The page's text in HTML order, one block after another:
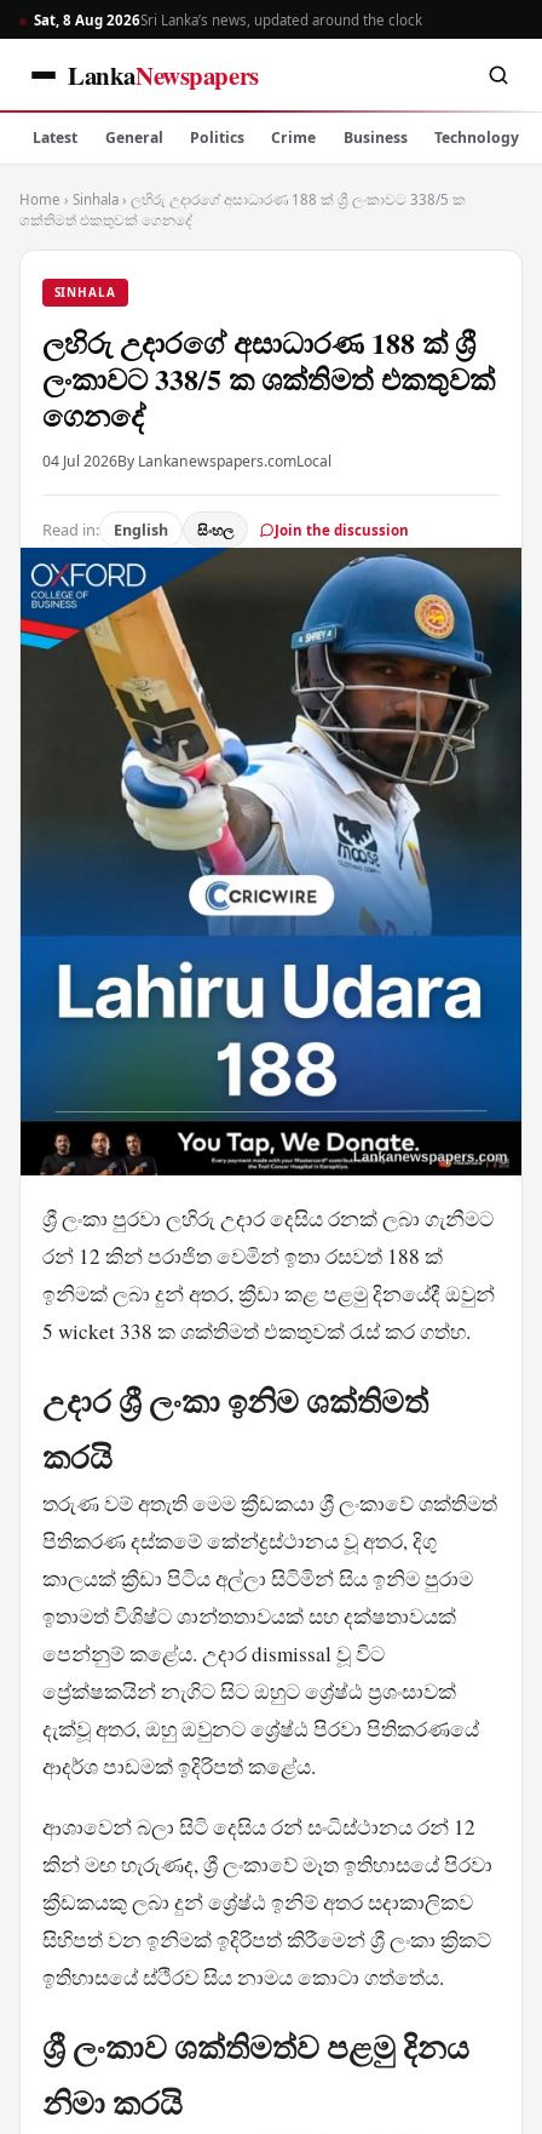
Sat, 8 Aug 2026Sri Lanka’s news, updated around the clock
LankaNewspapers
Latest General Politics Crime Business Technology
Home › Sinhala › ලහිරු උදාරගේ අසාධාරණ 188 ක් ශ්‍රී ලංකාවට 338/5 ක
ශක්තිමත් එකතුවක් ගෙනදේ
SINHALA
ලහිරු උදාරගේ අසාධාරණ 188 ක් ශ්‍රී
ලංකාවට 338/5 ක ශක්තිමත් එකතුවක්
ගෙනදේ
04 Jul 2026By Lankanewspapers.comLocal
Read in: English සිංහල Join the discussion
ශ්‍රී ලංකා පුරවා ලහිරු උදාර දෙසිය රනක් ලබා ගැනීමට
රන් 12 කින් පරාජිත වෙමින් ඉතා රසවත් 188 ක්
ඉනිමක් ලබා දුන් අතර, ක්‍රීඩා කළ පළමු දිනයේදී ඔවුන්
5 wicket 338 ක ශක්තිමත් එකතුවක් රැස් කර ගත්හ.
උදාර ශ්‍රී ලංකා ඉනිම ශක්තිමත්
කරයි
තරුණ වම් අතැති මෙම ක්‍රීඩකයා ශ්‍රී ලංකාවේ ශක්තිමත්
පිතිකරණ දස්කමේ කේන්ද්‍රස්ථානය වූ අතර, දිගු
කාලයක් ක්‍රීඩා පිටිය අල්ලා සිටිමින් සිය ඉනිම පුරාම
ඉතාමත් විශිෂ්ට ශාන්තතාවයක් සහ දක්ෂතාවයක්
පෙන්නුම් කළේය. උදාර dismissal වූ විට
ප්‍රේක්ෂකයින් නැගිට සිට ඔහුට ශ්‍රේෂ්ඨ ප්‍රශංසාවක්
දැක්වූ අතර, ඔහු ඔවුනට ශ්‍රේෂ්ඨ පිරවා පිතිකරණයේ
ආදර්ශ පාඩමක් ඉදිරිපත් කළේය.
ආශාවෙන් බලා සිටි දෙසිය රන් සංධිස්ථානය රන් 12
කින් මඟ හැරුණද, ශ්‍රී ලංකාවේ මෑත ඉතිහාසයේ පිරවා
ක්‍රීඩකයකු ලබා දුන් ශ්‍රේෂ්ඨ ඉනිම් අතර සදාකාලිකව
සිහිපත් වන ඉනිමක් ඉදිරිපත් කිරීමෙන් ශ්‍රී ලංකා ක්‍රිකට්
ඉතිහාසයේ ස්ථිරව සිය නාමය කොටා ගත්තේය.
ශ්‍රී ලංකාව ශක්තිමත්ව පළමු දිනය
නිමා කරයි